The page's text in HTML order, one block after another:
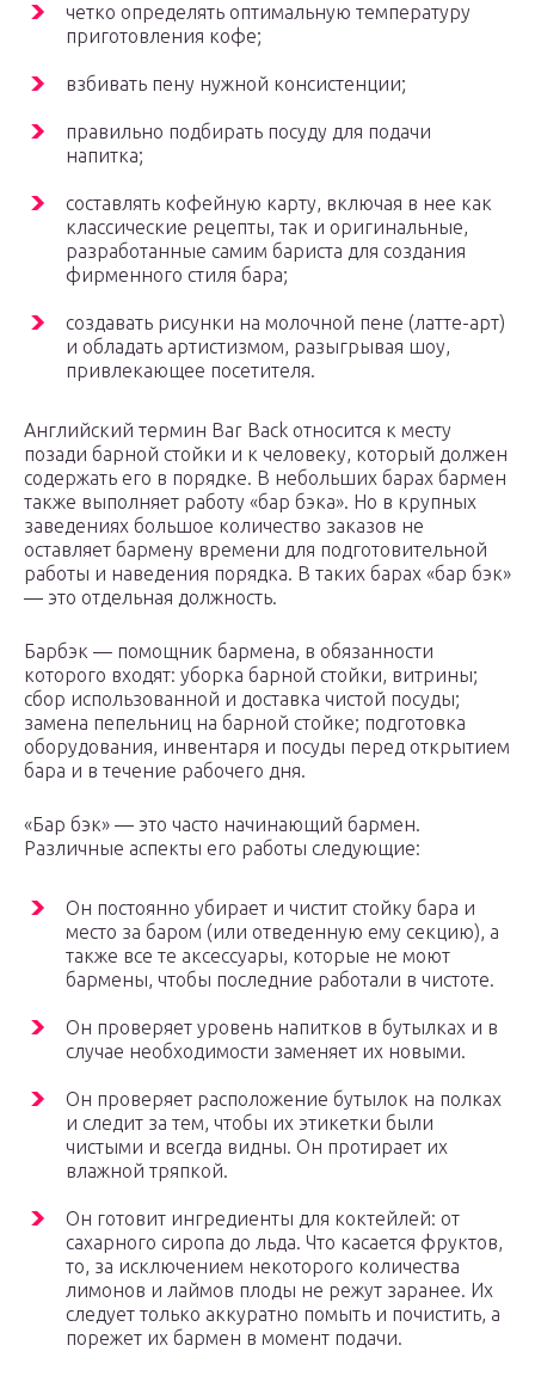
четко определять оптимальную температуру
приготовления кофе;
взбивать пену нужной консистенции;
правильно подбирать посуду для подачи
напитка;
составлять кофейную карту, включая в нее как
классические рецепты, так и оригинальные,
разработанные самим бариста для создания
фирменного стиля бара;
создавать рисунки на молочной пене (латте-арт)
и обладать артистизмом, разыгрывая шоу,
привлекающее посетителя.
Английский термин Bar Back относится к месту
позади барной стойки и к человеку, который должен
содержать его в порядке. В небольших барах бармен
также выполняет работу «бар бэка». Но в крупных
заведениях большое количество заказов не
оставляет бармену времени для подготовительной
работы и наведения порядка. В таких барах «бар бэк»
— это отдельная должность.
Барбэк — помощник бармена, в обязанности
которого входят: уборка барной стойки, витрины;
сбор использованной и доставка чистой посуды;
замена пепельниц на барной стойке; подготовка
оборудования, инвентаря и посуды перед открытием
бара и в течение рабочего дня.
«Бар бэк» — это часто начинающий бармен.
Различные аспекты его работы следующие:
Он постоянно убирает и чистит стойку бара и
место за баром (или отведенную ему секцию), а
также все те аксессуары, которые не моют
бармены, чтобы последние работали в чистоте.
Он проверяет уровень напитков в бутылках и в
случае необходимости заменяет их новыми.
Он проверяет расположение бутылок на полках
и следит за тем, чтобы их этикетки были
чистыми и всегда видны. Он протирает их
влажной тряпкой.
Он готовит ингредиенты для коктейлей: от
сахарного сиропа до льда. Что касается фруктов,
то, за исключением некоторого количества
лимонов и лаймов плоды не режут заранее. Их
следует только аккуратно помыть и почистить, а
порежет их бармен в момент подачи.